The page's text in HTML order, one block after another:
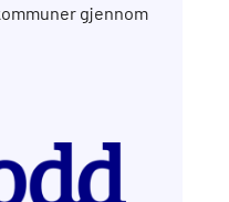
gjennom